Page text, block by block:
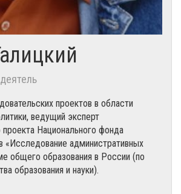
проектов в области
ведущий эксперт
Национального фонда
«Исследование административных
общего образования в России (по
образования и науки).